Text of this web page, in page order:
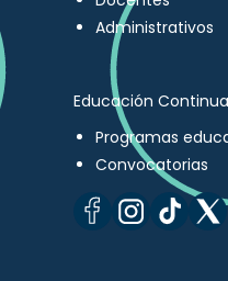
Administrativos
Educación Continua
Programas
Convocatorias